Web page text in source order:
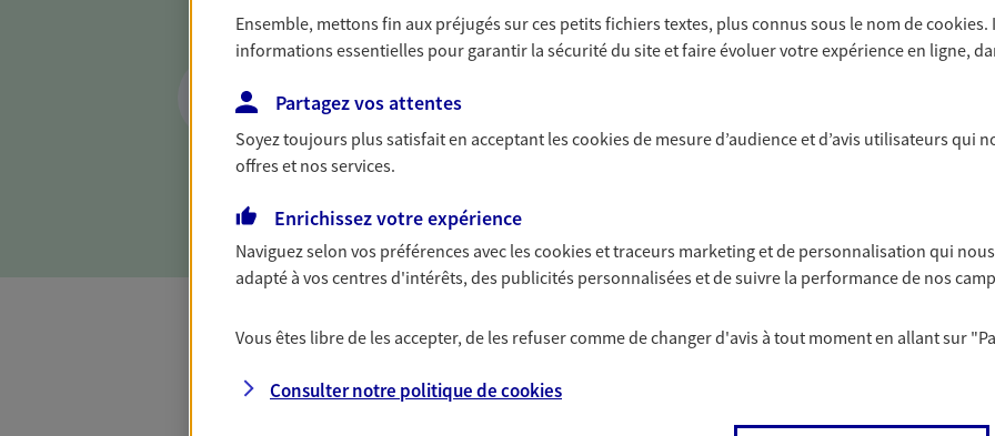
solide pour vous formuler des conseils cohérents avec vos
besoins.
interlocuteur pour
Accompagner vos projets de vie
Achat immobilier, installation, départ à la retraite… Autant
de moments de vie qui nécessitent des solutions
d'assurance et d'épargne. Recevez un conseil d'expert
chaque jour l'avenir
Mon Offre Gagnante
Ensemble, mettons fin aux préjugés sur ces petits fichiers textes, plus connus sous le nom decookies.
informations essentielles pour garantir la sécurité du site et faire évoluer votre expérience en ligne,
Partagez vos attentes
Soyez toujours plus satisfait en acceptant lescookiesde mesure d’audience et d’avis utilisateurs qui
offres et nos services.
Enrichissez votre expérience
Naviguez selon vos préférences avec lescookies et traceurs marketing et de personnalisation qui
adapté à vos centres d'intérêts, des publicités personnalisées et de suivre la performance de nos
Vous êtes libre de les accepter, de les refuser comme de changer d'avis à tout moment en allant sur
Consulter notre politique decookies